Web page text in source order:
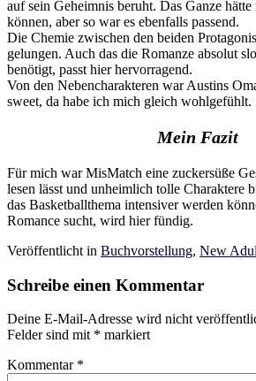
auf sein Geheimnis beruht. Das Ganze
können, aber so war es ebenfalls passend.
Die Chemie zwischen den beiden
gelungen. Auch das die Romanze absolut
benötigt, passt hier hervorragend.
Von den Nebencharakteren war Austins
sweet, da habe ich mich gleich wohlgefühlt.
Mein Fazit
Für mich war MisMatch eine zuckersüße
lesen lässt und unheimlich tolle Charaktere
das Basketballthema intensiver werden
Romance sucht, wird hier fündig.
Veröffentlicht in Buchvorstellung, New
Schreibe einen Kommentar
Deine E-Mail-Adresse wird nicht
Felder sind mit * markiert
Kommentar *